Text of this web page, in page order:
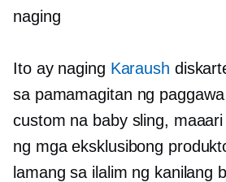
naging
Ito ay naging Karaush
sa pamamagitan ng
custom na baby sling,
ng mga eksklusibong
lamang sa ilalim ng kanilang